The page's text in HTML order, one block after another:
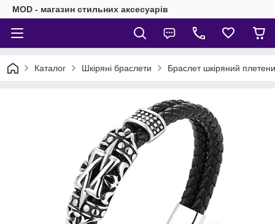
MOD - магазин стильних аксесуарів
Каталог Шкіряні браслети Браслет шкіряний